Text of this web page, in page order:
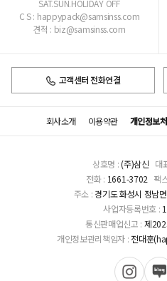
SAT.SUN.HOLIDAY OFF
C S : happypack@samsinss.com
견적 : biz@samsinss.com
고객센터 전화연결
회사소개 이용약관 개인정보
상호명 :(주)삼신 대
전화 : 1661-3702 팩
주소 : 경기도 화성시 정남
사업자등록번호 :
통신판매업신고 : 제
개인정보관리책임자 : 전대훈